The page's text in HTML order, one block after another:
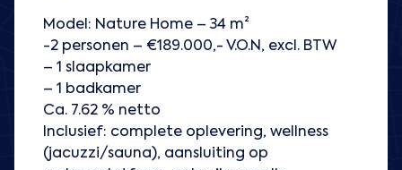
Model: Nature Home – 34 m²
-2 personen – €189.000,- V.O.N, excl. BTW
– 1 slaapkamer
– 1 badkamer
Ca. 7.62 % netto
Inclusief: complete oplevering, wellness
(jacuzzi/sauna), aansluiting op